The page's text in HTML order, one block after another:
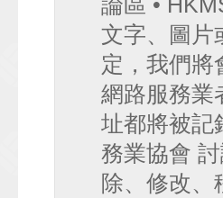
文字、圖片
定，我們將
網路服務業
址都將被記
務業協會
除、修改